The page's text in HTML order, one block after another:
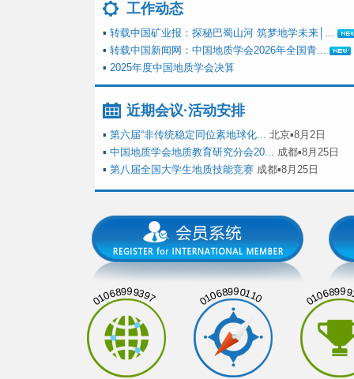
工作动态
▪ 转载中国矿业报：探秘巴蜀山河 筑梦地学未来│...
▪ 转载中国新闻网：中国地质学会2026年全国青...
▪ 2025年度中国地质学会决算
近期会议·活动安排
▪ 第六届“非传统稳定同位素地球化... 北京▪8月2日
▪ 中国地质学会地质教育研究分会20... 成都▪8月25日
▪ 第八届全国大学生地质技能竞赛 成都▪8月25日
01068999397 01068990110